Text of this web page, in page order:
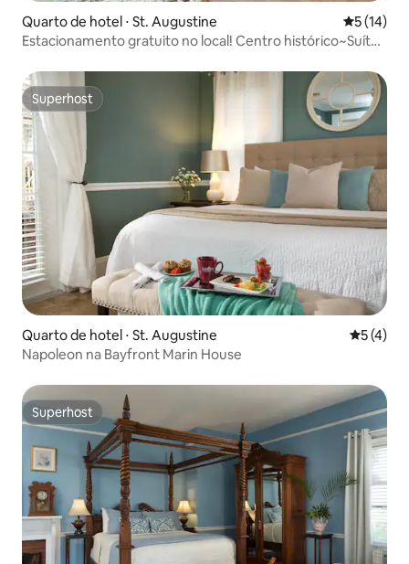
Quarto de hotel ⋅ St. Augustine 5 de uma
5 (14)
Estacionamento gratuito no local! Centro histórico~Suíte
Superhost
Superhost
Quarto de hotel ⋅ St. Augustine 5 de
5 (4)
Napoleon na Bayfront Marin House
Superhost
Superhost